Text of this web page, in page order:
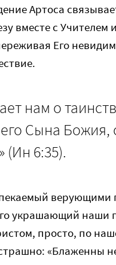
Артоса
вместе с Учителем
Его
нам о
Сына Божия,
(Ин 6:35).
верующими
украшающий наши
просто, по
«Блаженны